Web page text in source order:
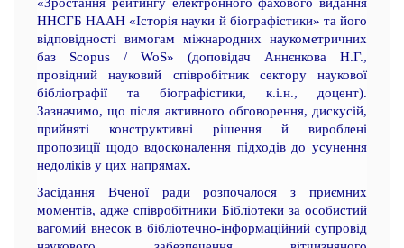
ННСГБ НААН «Історія науки й біографістики» та його
відповідності вимогам міжнародних наукометричних
баз Scopus / WoS» (доповідач Аннєнкова Н.Г.,
провідний науковий співробітник сектору наукової
бібліографії та біографістики, к.і.н., доцент).
Зазначимо, що після активного обговорення, дискусій,
прийняті конструктивні рішення й вироблені
пропозиції щодо вдосконалення підходів до усунення
недоліків у цих напрямах.
Засідання Вченої ради розпочалося з приємних
моментів, адже співробітники Бібліотеки за особистий
вагомий внесок в бібліотечно-інформаційний супровід